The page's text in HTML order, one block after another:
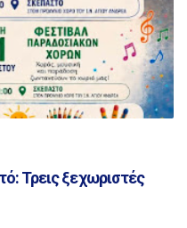
Τρεις ξεχωριστές